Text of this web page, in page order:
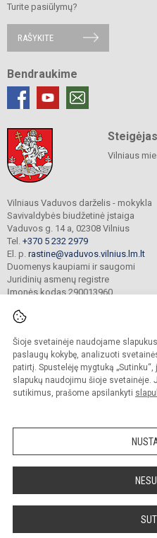
Šioje svetainėje naudojame
paslaugų kokybę, analizuoti
patirtį. Spustelėję mygtuką
slapukų naudojimu šioje svetainėje.
sutikimus, prašome apsilankyti
Turite pasiūlymų?
RAŠYKITE
Bendraukime
Steigėjas
Vilniaus
Vilniaus Vaduvos darželis - mokykla
Savivaldybės biudžetinė įstaiga
Vaduvos g. 14 a, 02308 Vilnius
Tel. +370 5 232 2979
El. p. rastine@vaduvos.vilnius.lm.lt
Duomenys kaupiami ir saugomi
Juridinių asmenų registre
Įmonės kodas 290013960
© 2023. Vilniaus Vaduvos
Kopijuoti turinį be raštiško įstaigos
Prieinamumo
Sumanus būdas atnaujinti